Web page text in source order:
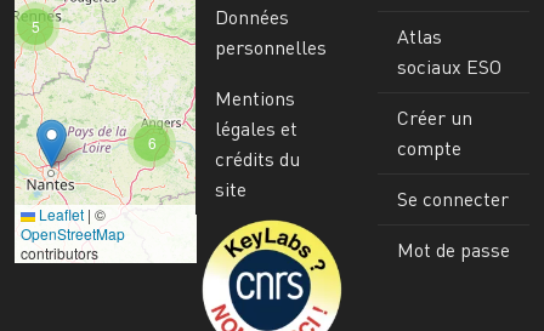
6
5
Leaflet | ©
OpenStreetMap
contributors
Données
personnelles
Mentions
légales et
crédits du
site
Image
Atlas
sociaux ESO
Créer un
compte
Se connecter
Mot de passe